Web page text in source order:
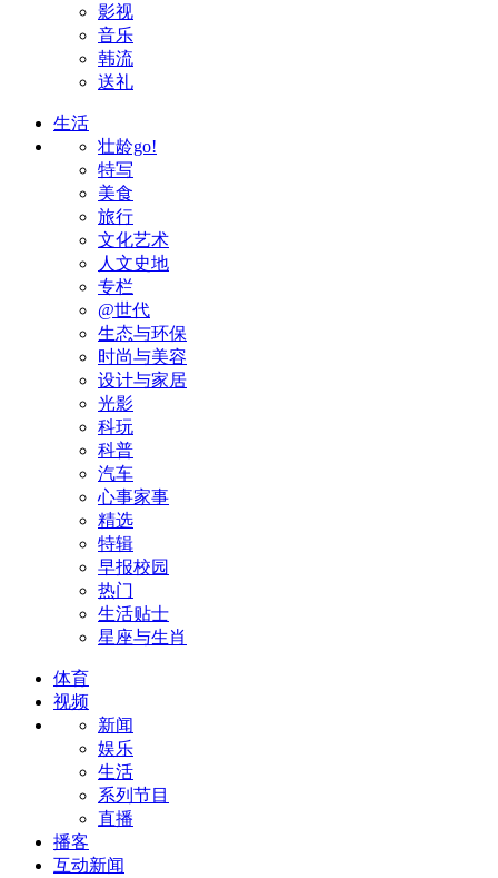
影视
音乐
韩流
送礼
生活
壮龄go!
特写
美食
旅行
文化艺术
人文史地
专栏
@世代
生态与环保
时尚与美容
设计与家居
光影
科玩
科普
汽车
心事家事
精选
特辑
早报校园
热门
生活贴士
星座与生肖
体育
视频
新闻
娱乐
生活
系列节目
直播
播客
互动新闻